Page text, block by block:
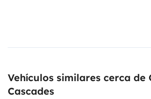
Vehículos similares cerca de
Cascades